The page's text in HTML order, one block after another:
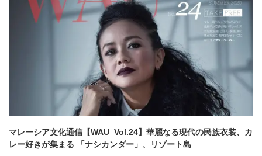
マレーシア文化通信【WAU_Vol.24】華麗なる現代の民族衣装、カ
レー好きが集まる 「ナシカンダー」、リゾート島